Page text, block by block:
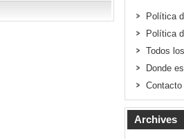
Política
Política
Todos
Donde
Contacto
Archives